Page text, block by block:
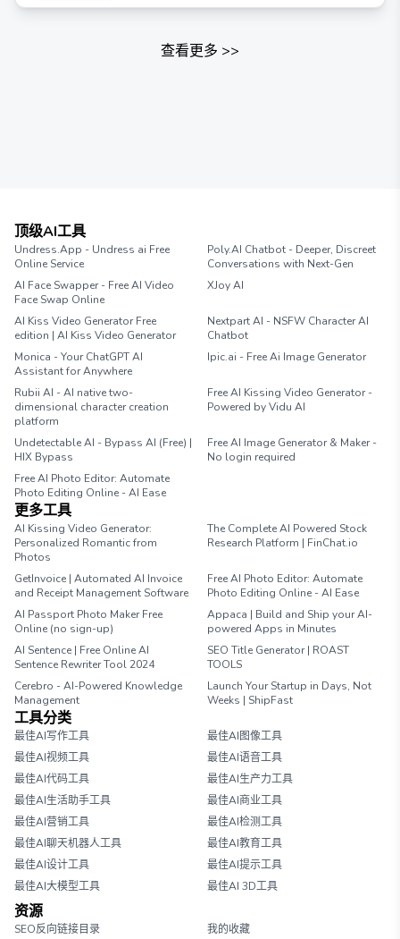
查看更多 >>
顶级AI工具
Undress.App - Undress ai Free
Online Service
Poly.AI Chatbot - Deeper, Discreet
Conversations with Next-Gen
AI Face Swapper - Free AI Video
Face Swap Online
XJoy AI
AI Kiss Video Generator Free
edition | AI Kiss Video Generator
Nextpart AI - NSFW Character AI
Chatbot
Monica - Your ChatGPT AI
Assistant for Anywhere
Ipic.ai - Free Ai Image Generator
Rubii AI - AI native two-
dimensional character creation
platform
Free AI Kissing Video Generator -
Powered by Vidu AI
Undetectable AI - Bypass AI (Free) |
HIX Bypass
Free AI Image Generator & Maker -
No login required
Free AI Photo Editor: Automate
Photo Editing Online - AI Ease
更多工具
AI Kissing Video Generator:
Personalized Romantic from
Photos
The Complete AI Powered Stock
Research Platform | FinChat.io
GetInvoice | Automated AI Invoice
and Receipt Management Software
Free AI Photo Editor: Automate
Photo Editing Online - AI Ease
AI Passport Photo Maker Free
Online (no sign-up)
Appaca | Build and Ship your AI-
powered Apps in Minutes
AI Sentence | Free Online AI
Sentence Rewriter Tool 2024
SEO Title Generator | ROAST
TOOLS
Cerebro - AI-Powered Knowledge
Management
Launch Your Startup in Days, Not
Weeks | ShipFast
工具分类
最佳AI写作工具
最佳AI图像工具
最佳AI视频工具
最佳AI语音工具
最佳AI代码工具
最佳AI生产力工具
最佳AI生活助手工具
最佳AI商业工具
最佳AI营销工具
最佳AI检测工具
最佳AI聊天机器人工具
最佳AI教育工具
最佳AI设计工具
最佳AI提示工具
最佳AI大模型工具
最佳AI 3D工具
资源
SEO反向链接目录
我的收藏